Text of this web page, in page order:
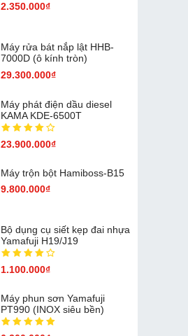
2.350.000₫
Máy rửa bát nắp lật HHB-
7000D (ô kính tròn)
29.300.000₫
Máy phát điện dầu diesel
KAMA KDE-6500T
23.900.000₫
Máy trộn bột Hamiboss-B15
9.800.000₫
Bộ dụng cụ siết kẹp đai nhựa
Yamafuji H19/J19
1.100.000₫
Máy phun sơn Yamafuji
PT990 (INOX siêu bền)